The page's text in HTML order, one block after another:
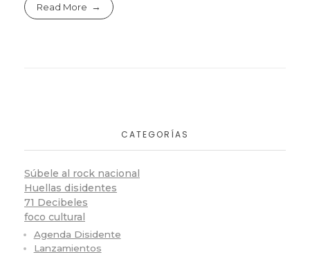
Read More
CATEGORÍAS
Súbele al rock nacional
Huellas disidentes
71 Decibeles
foco cultural
Agenda Disidente
Lanzamientos